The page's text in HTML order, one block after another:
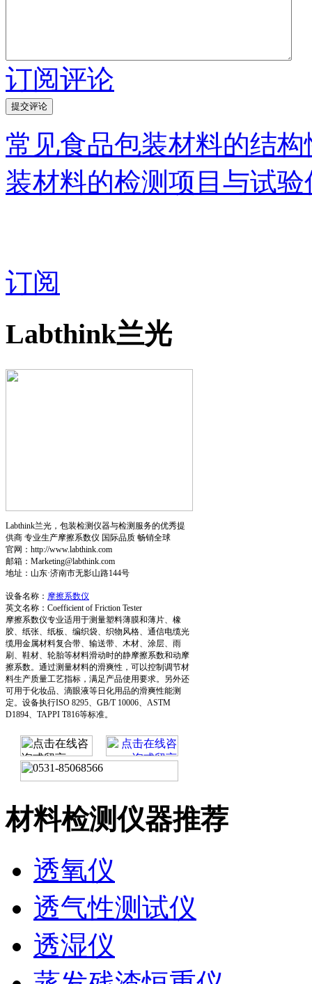
订阅评论
常见食品包装材料的结
装材料的检测项目与试验
订阅
Labthink兰光
Labthink兰光，包装检测仪器与检测服务的优秀提
供商 专业生产摩擦系数仪 国际品质 畅销全球
官网：http://www.labthink.com
邮箱：Marketing@labthink.com
地址：山东·济南市无影山路144号
设备名称： 摩擦系数仪
英文名称：Coefficient of Friction Tester
摩擦系数仪专业适用于测量塑料薄膜和薄片、橡
胶、纸张、纸板、编织袋、织物风格、通信电缆光
缆用金属材料复合带、输送带、木材、涂层、雨
刷、鞋材、轮胎等材料滑动时的静摩擦系数和动摩
擦系数。通过测量材料的滑爽性，可以控制调节材
料生产质量工艺指标，满足产品使用要求。另外还
可用于化妆品、滴眼液等日化用品的滑爽性能测
定。设备执行ISO 8295、GB/T 10006、ASTM
D1894、TAPPI T816等标准。
材料检测仪器推荐
透氧仪
透气性测试仪
透湿仪